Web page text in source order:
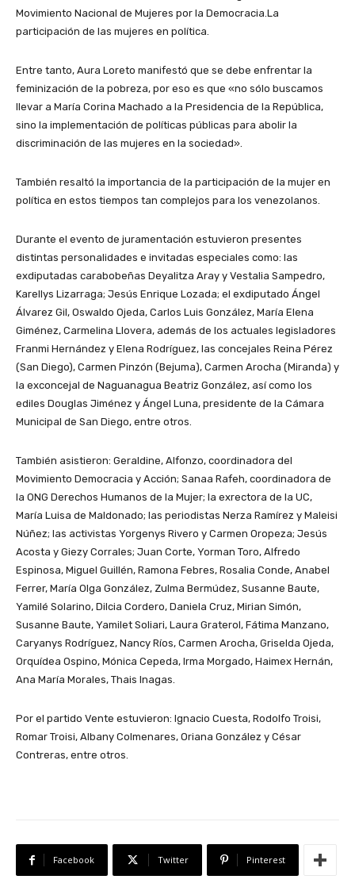
Movimiento Nacional de Mujeres por la Democracia.La
participación de las mujeres en política.
Entre tanto, Aura Loreto manifestó que se debe enfrentar la
feminización de la pobreza, por eso es que «no sólo buscamos
llevar a María Corina Machado a la Presidencia de la República,
sino la implementación de políticas públicas para abolir la
discriminación de las mujeres en la sociedad».
También resaltó la importancia de la participación de la mujer en
política en estos tiempos tan complejos para los venezolanos.
Durante el evento de juramentación estuvieron presentes
distintas personalidades e invitadas especiales como: las
exdiputadas carabobeñas Deyalitza Aray y Vestalia Sampedro,
Karellys Lizarraga; Jesús Enrique Lozada; el exdiputado Ángel
Álvarez Gil, Oswaldo Ojeda, Carlos Luis González, María Elena
Giménez, Carmelina Llovera, además de los actuales legisladores
Franmi Hernández y Elena Rodríguez, las concejales Reina Pérez
(San Diego), Carmen Pinzón (Bejuma), Carmen Arocha (Miranda) y
la exconcejal de Naguanagua Beatriz González, así como los
ediles Douglas Jiménez y Ángel Luna, presidente de la Cámara
Municipal de San Diego, entre otros.
También asistieron: Geraldine, Alfonzo, coordinadora del
Movimiento Democracia y Acción; Sanaa Rafeh, coordinadora de
la ONG Derechos Humanos de la Mujer; la exrectora de la UC,
María Luisa de Maldonado; las periodistas Nerza Ramírez y Maleisi
Núñez; las activistas Yorgenys Rivero y Carmen Oropeza; Jesús
Acosta y Giezy Corrales; Juan Corte, Yorman Toro, Alfredo
Espinosa, Miguel Guillén, Ramona Febres, Rosalia Conde, Anabel
Ferrer, María Olga González, Zulma Bermúdez, Susanne Baute,
Yamilé Solarino, Dilcia Cordero, Daniela Cruz, Mirian Simón,
Susanne Baute, Yamilet Soliari, Laura Graterol, Fátima Manzano,
Caryanys Rodríguez, Nancy Ríos, Carmen Arocha, Griselda Ojeda,
Orquídea Ospino, Mónica Cepeda, Irma Morgado, Haimex Hernán,
Ana María Morales, Thais Inagas.
Por el partido Vente estuvieron: Ignacio Cuesta, Rodolfo Troisi,
Romar Troisi, Albany Colmenares, Oriana González y César
Contreras, entre otros.
Facebook Twitter Pinterest